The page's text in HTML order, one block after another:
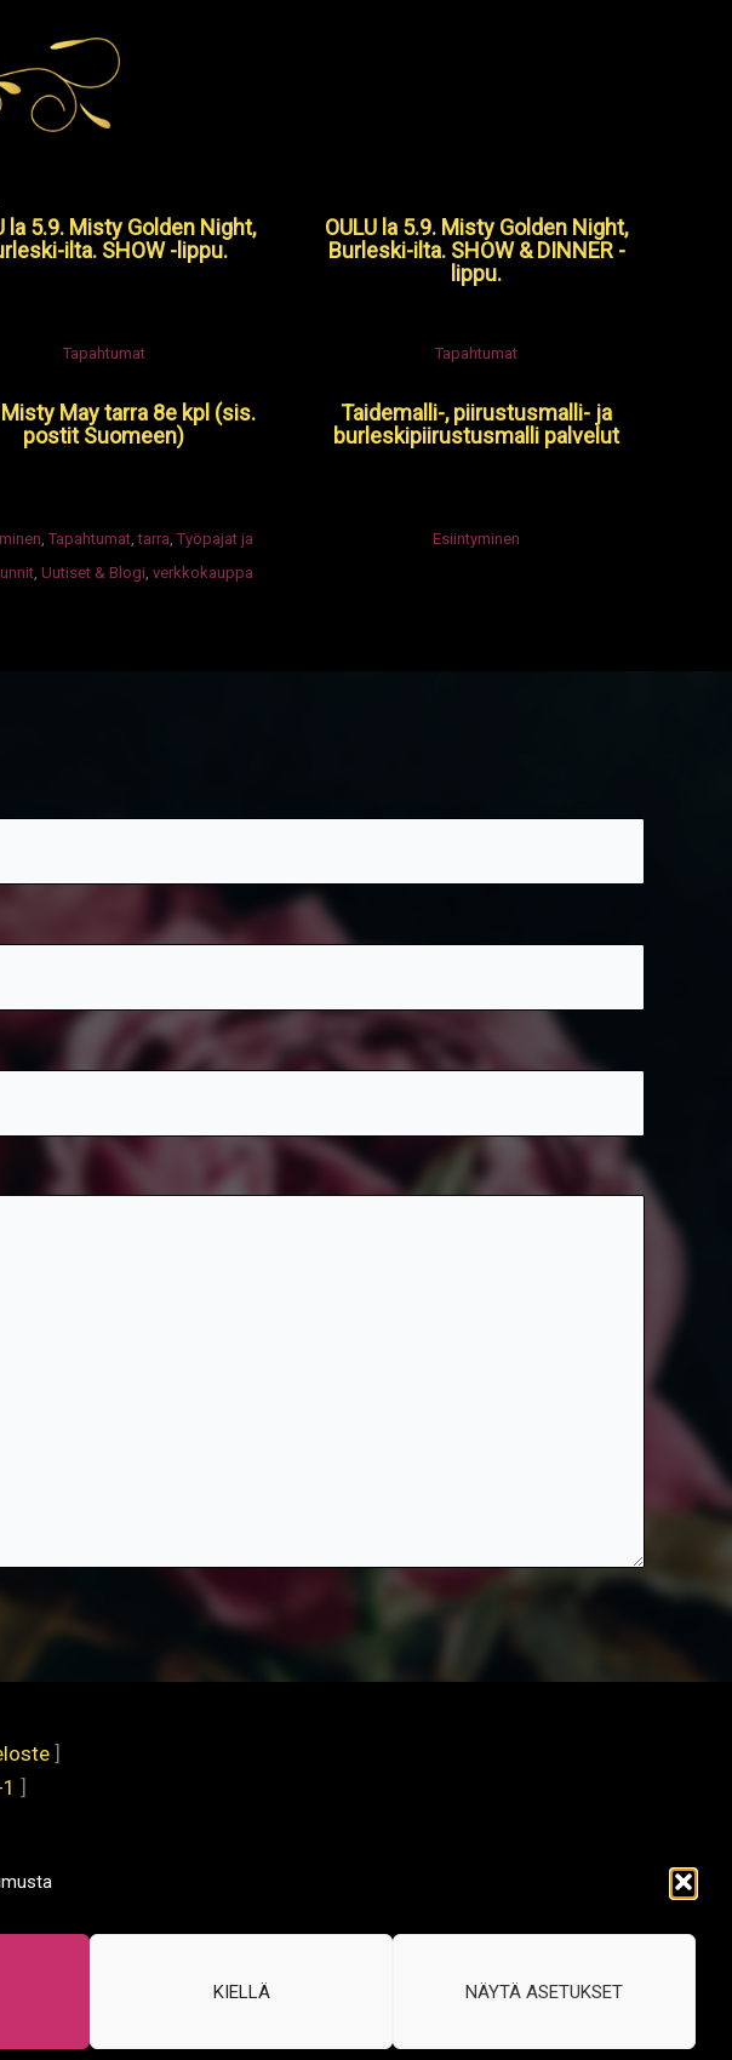
KIELLÄ NÄYTÄ ASETUKSET
la 5.9. Misty Golden Night,
ilta. SHOW -lippu.
Tapahtumat
OULU la 5.9. Misty Golden Night,
Burleski-ilta. SHOW & DINNER -
lippu.
Tapahtumat
May tarra 8e kpl (sis.
postit Suomeen)
,Tapahtumat,tarra,Työpajat ja
,Uutiset & Blogi,verkkokauppa
Taidemalli-, piirustusmalli- ja
burleskipiirustusmalli palvelut
Esiintyminen
]
]
Oy